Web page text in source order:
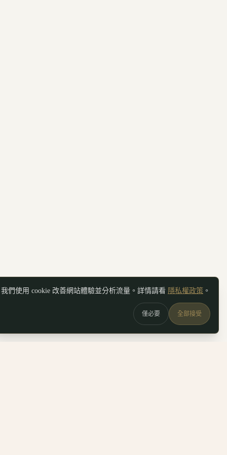
我們使用 cookie 改善網站體驗並分析流量。詳情請看 隱私權政策 。
僅必要 全部接受